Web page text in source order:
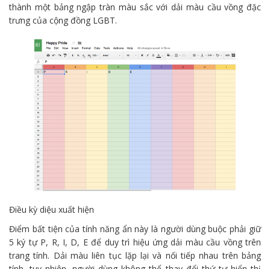
thành một bảng ngập tràn màu sắc với dải màu cầu vồng đặc
trưng của cộng đồng LGBT.
Điều kỳ diệu xuất hiện
Điểm bất tiện của tính năng ẩn này là người dùng buộc phải giữ
5 ký tự P, R, I, D, E để duy trì hiệu ứng dải màu cầu vồng trên
trang tính. Dải màu liên tục lặp lại và nối tiếp nhau trên bảng